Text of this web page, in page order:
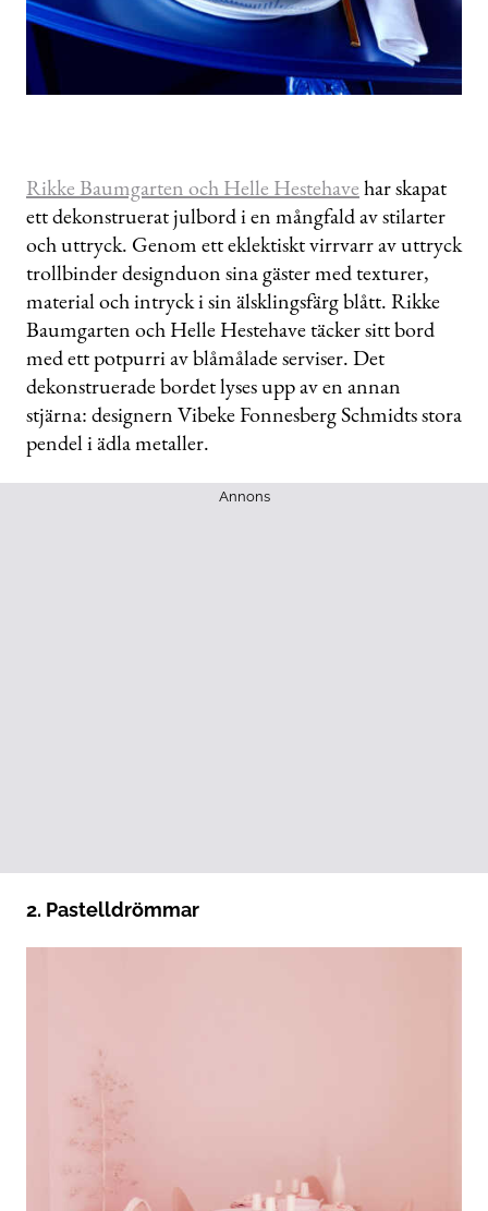
Rikke Baumgarten och Helle Hestehavehar skapat
ett dekonstruerat julbord i en mångfald av stilarter
och uttryck. Genom ett eklektiskt virrvarr av uttryck
trollbinder designduon sina gäster med texturer,
material och intryck i sin älsklingsfärg blått. Rikke
Baumgarten och Helle Hestehave täcker sitt bord
med ett potpurri av blåmålade serviser. Det
dekonstruerade bordet lyses upp av en annan
stjärna: designern Vibeke Fonnesberg Schmidts stora
pendel i ädla metaller.
Annons
2. Pastelldrömmar